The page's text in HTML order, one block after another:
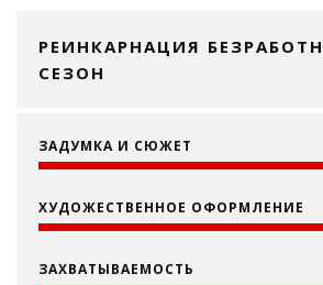
РЕИНКАРНАЦИЯ
СЕЗОН
ЗАДУМКА И СЮЖЕТ
ХУДОЖЕСТВЕННОЕ ОФОРМЛЕНИЕ
ЗАХВАТЫВАЕМОСТЬ